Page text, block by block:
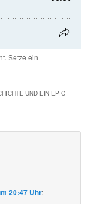
Setze ein
UND EIN EPIC
20:47 Uhr: